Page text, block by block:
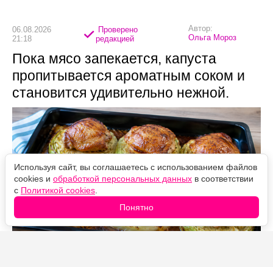
06.08.2026
21:18
Проверено
редакцией
Автор:
Ольга Мороз
Пока мясо запекается, капуста
пропитывается ароматным соком и
становится удивительно нежной.
Используя сайт, вы соглашаетесь с использованием файлов
cookies и обработкой персональных данных в соответствии
с Политикой cookies
Понятно